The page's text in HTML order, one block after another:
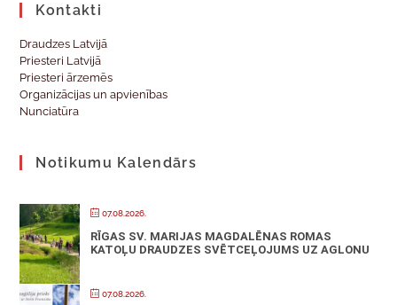
Kontakti
Draudzes Latvijā
Priesteri Latvijā
Priesteri ārzemēs
Organizācijas un apvienības
Nunciatūra
Notikumu Kalendārs
07.08.2026.
RĪGAS SV. MARIJAS MAGDALĒNAS ROMAS
KATOĻU DRAUDZES SVĒTCEĻOJUMS UZ AGLONU
07.08.2026.